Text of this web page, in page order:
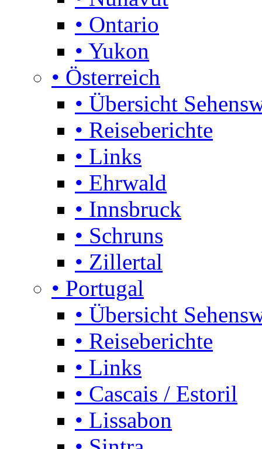
• Ontario
• Yukon
• Österreich
• Übersicht
• Reiseberichte
• Links
• Ehrwald
• Innsbruck
• Schruns
• Zillertal
• Portugal
• Übersicht
• Reiseberichte
• Links
• Cascais / Estoril
• Lissabon